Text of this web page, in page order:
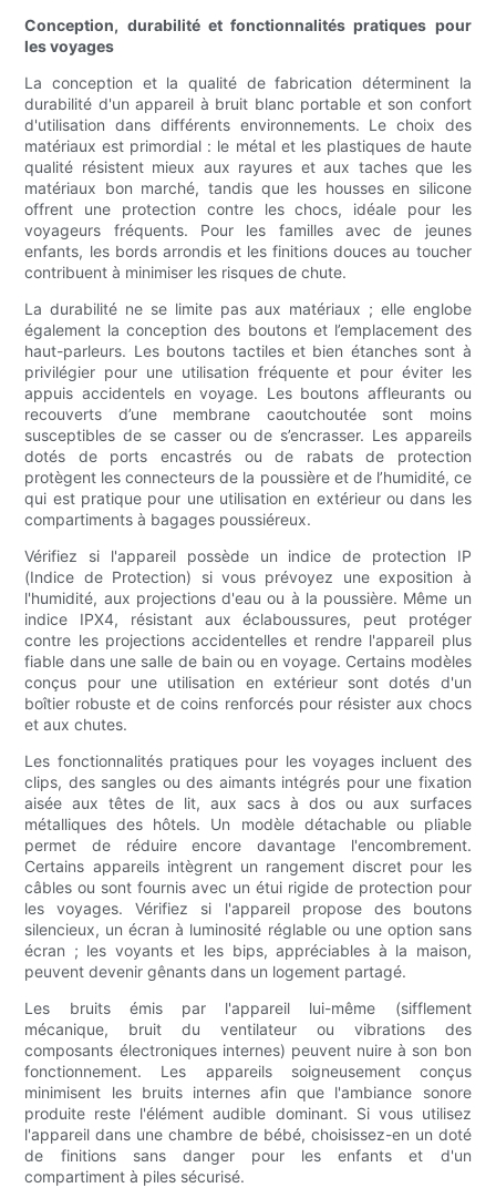
Conception, durabilité et fonctionnalités pratiques pour
les voyages
La conception et la qualité de fabrication déterminent la
durabilité d'un appareil à bruit blanc portable et son confort
d'utilisation dans différents environnements. Le choix des
matériaux est primordial : le métal et les plastiques de haute
qualité résistent mieux aux rayures et aux taches que les
matériaux bon marché, tandis que les housses en silicone
offrent une protection contre les chocs, idéale pour les
voyageurs fréquents. Pour les familles avec de jeunes
enfants, les bords arrondis et les finitions douces au toucher
contribuent à minimiser les risques de chute.
La durabilité ne se limite pas aux matériaux ; elle englobe
également la conception des boutons et l’emplacement des
haut-parleurs. Les boutons tactiles et bien étanches sont à
privilégier pour une utilisation fréquente et pour éviter les
appuis accidentels en voyage. Les boutons affleurants ou
recouverts d’une membrane caoutchoutée sont moins
susceptibles de se casser ou de s’encrasser. Les appareils
dotés de ports encastrés ou de rabats de protection
protègent les connecteurs de la poussière et de l’humidité, ce
qui est pratique pour une utilisation en extérieur ou dans les
compartiments à bagages poussiéreux.
Vérifiez si l'appareil possède un indice de protection IP
(Indice de Protection) si vous prévoyez une exposition à
l'humidité, aux projections d'eau ou à la poussière. Même un
indice IPX4, résistant aux éclaboussures, peut protéger
contre les projections accidentelles et rendre l'appareil plus
fiable dans une salle de bain ou en voyage. Certains modèles
conçus pour une utilisation en extérieur sont dotés d'un
boîtier robuste et de coins renforcés pour résister aux chocs
et aux chutes.
Les fonctionnalités pratiques pour les voyages incluent des
clips, des sangles ou des aimants intégrés pour une fixation
aisée aux têtes de lit, aux sacs à dos ou aux surfaces
métalliques des hôtels. Un modèle détachable ou pliable
permet de réduire encore davantage l'encombrement.
Certains appareils intègrent un rangement discret pour les
câbles ou sont fournis avec un étui rigide de protection pour
les voyages. Vérifiez si l'appareil propose des boutons
silencieux, un écran à luminosité réglable ou une option sans
écran ; les voyants et les bips, appréciables à la maison,
peuvent devenir gênants dans un logement partagé.
Les bruits émis par l'appareil lui-même (sifflement
mécanique, bruit du ventilateur ou vibrations des
composants électroniques internes) peuvent nuire à son bon
fonctionnement. Les appareils soigneusement conçus
minimisent les bruits internes afin que l'ambiance sonore
produite reste l'élément audible dominant. Si vous utilisez
l'appareil dans une chambre de bébé, choisissez-en un doté
de finitions sans danger pour les enfants et d'un
compartiment à piles sécurisé.